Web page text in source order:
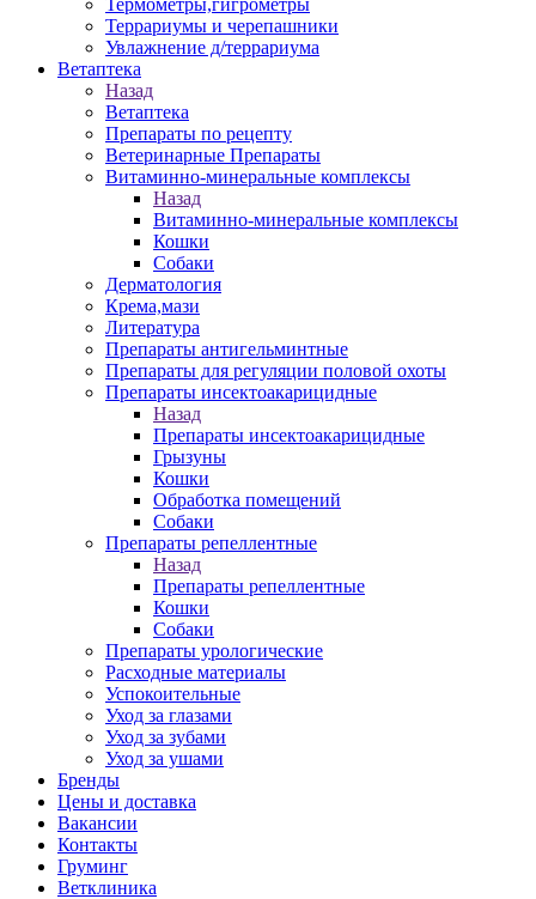
Термометры,гигрометры
Террариумы и черепашники
Увлажнение д/террариума
Ветаптека
Назад
Ветаптека
Препараты по рецепту
Ветеринарные Препараты
Витаминно-минеральные комплексы
Назад
Витаминно-минеральные комплексы
Кошки
Собаки
Дерматология
Крема,мази
Литература
Препараты антигельминтные
Препараты для регуляции половой охоты
Препараты инсектоакарицидные
Назад
Препараты инсектоакарицидные
Грызуны
Кошки
Обработка помещений
Собаки
Препараты репеллентные
Назад
Препараты репеллентные
Кошки
Собаки
Препараты урологические
Расходные материалы
Успокоительные
Уход за глазами
Уход за зубами
Уход за ушами
Бренды
Цены и доставка
Вакансии
Контакты
Груминг
Ветклиника